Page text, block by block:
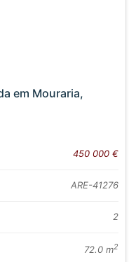
em Mouraria,
450 000 €
ARE-41276
2
72.0 m2